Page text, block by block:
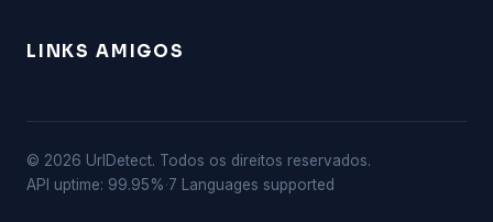
LINKS AMIGOS
© 2026 UrlDetect. Todos os direitos reservados.
API uptime: 99.95%·7 Languages supported